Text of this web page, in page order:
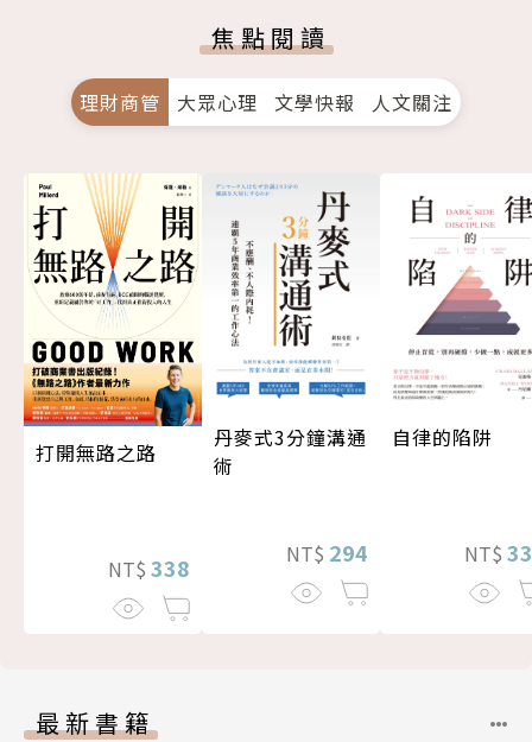
焦點閱讀
理財商管 大眾心理 文學快報 人文關注
打開無路之路
NT$ 338
丹麥式3分鐘溝通
術
NT$ 294
自律的陷阱
NT$
最新書籍